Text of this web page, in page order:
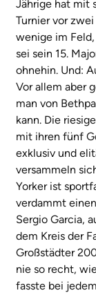
Jährige hat mit
Turnier vor
wenige im
sei sein 15.
ohnehin. Und:
Vor allem aber
man von
kann. Die
mit ihren fünf
exklusiv und
versammeln
Yorker ist
verdammt
Sergio Garcia,
dem Kreis der
Großstädter
nie so recht,
fasste bei